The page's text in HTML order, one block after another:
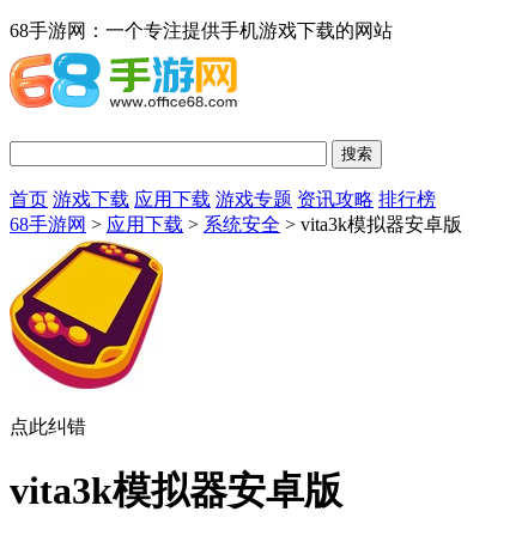
68手游网：一个专注提供手机游戏下载的网站
首页 游戏下载 应用下载 游戏专题 资讯攻略 排行榜
68手游网 > 应用下载 > 系统安全 > vita3k模拟器安卓版
点此纠错
vita3k模拟器安卓版